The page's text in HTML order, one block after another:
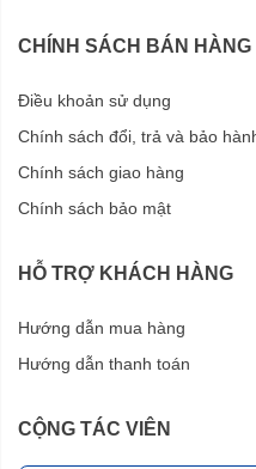
CHÍNH SÁCH BÁN HÀNG
Điều khoản sử dụng
Chính sách đổi, trả và bảo
Chính sách giao hàng
Chính sách bảo mật
HỖ TRỢ KHÁCH HÀNG
Hướng dẫn mua hàng
Hướng dẫn thanh toán
CỘNG TÁC VIÊN